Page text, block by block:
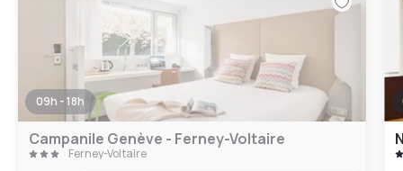
09h - 18h
Campanile Genève - Ferney-Voltaire
Ferney-Voltaire